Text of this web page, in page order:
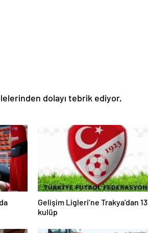
dolayı tebrik ediyor,
Gelişim Ligleri’ne Trakya’dan 13
kulüp